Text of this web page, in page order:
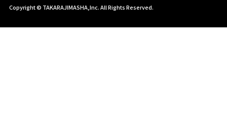
Copyright © TAKARAJIMASHA,Inc. All Rights Reserved.